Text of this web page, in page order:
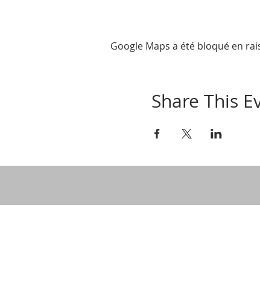
Google Maps a été bloqué en
Share This